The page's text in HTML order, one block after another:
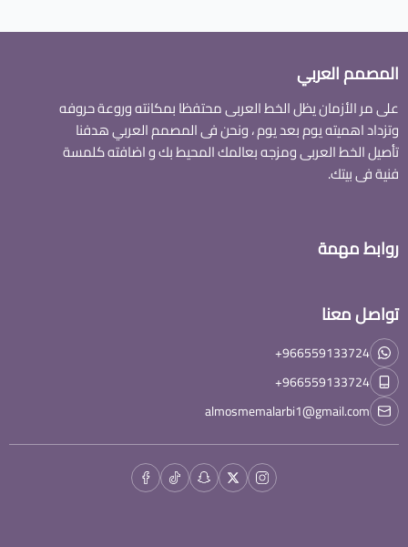
المصمم العربي
على مر الأزمان يظل الخط العربى محتفظا بمكانته وروعة حروفه
وتزداد اهميته يوم بعد يوم ، ونحن فى المصمم العربي هدفنا
تأصيل الخط العربى ومزجه بعالمك المحيط بك و اضافته كلمسة
فنية فى بيتك.
روابط مهمة
تواصل معنا
+966559133724
+966559133724
almosmemalarbi1@gmail.com